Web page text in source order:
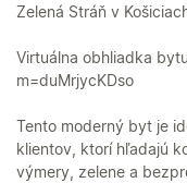
Zelená Stráň v
Virtuálna obhliadka
m=duMrjycKDso
Tento moderný byt je
klientov, ktorí hľadajú
výmery, zelene a